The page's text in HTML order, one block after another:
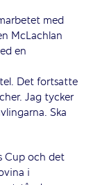
med
McLachlan
en
Det fortsatte
Jag tycker
Ska
Cup och det
i